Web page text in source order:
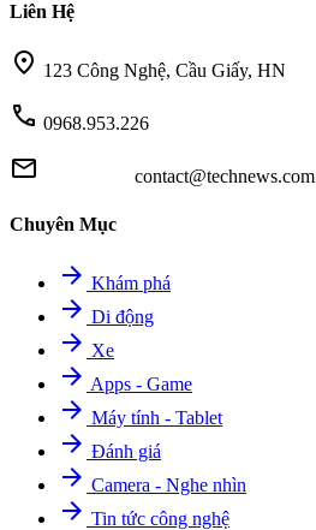
Liên Hệ
location_on 123 Công Nghệ, Cầu Giấy, HN
call 0968.953.226
mail contact@technews.com
Chuyên Mục
arrow_forward Khám phá
arrow_forward Di động
arrow_forward Xe
arrow_forward Apps - Game
arrow_forward Máy tính - Tablet
arrow_forward Đánh giá
arrow_forward Camera - Nghe nhìn
arrow_forward Tin tức công nghệ